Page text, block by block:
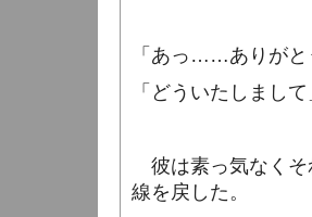
「あっ……ありがと
「どういたしまして
彼は素っ気なくそ
線を戻した。